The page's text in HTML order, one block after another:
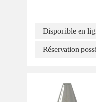
Disponible en
Réservation